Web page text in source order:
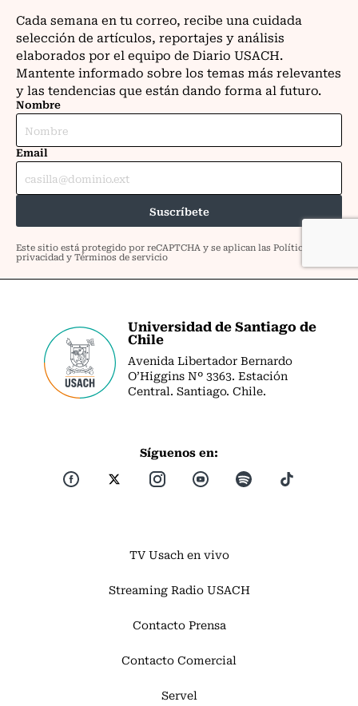
Universidad de Santiago de
Chile
Avenida Libertador Bernardo
O’Higgins Nº 3363. Estación
Central. Santiago. Chile.
Síguenos en:
TV Usach en vivo
Streaming Radio USACH
Contacto Prensa
Contacto Comercial
Servel